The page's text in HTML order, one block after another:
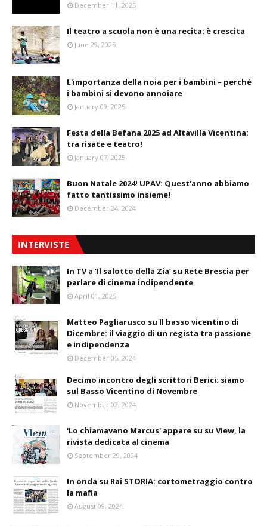
December 11, 2025
Il teatro a scuola non è una recita: è crescita
June 29, 2025
L'importanza della noia per i bambini – perché
i bambini si devono annoiare
January 09, 2025
Festa della Befana 2025 ad Altavilla Vicentina:
tra risate e teatro!
January 07, 2025
Buon Natale 2024! UPAV: Quest'anno abbiamo
fatto tantissimo insieme!
December 24, 2024
INTERVISTE
In TV a ‘Il salotto della Zia’ su Rete Brescia per
parlare di cinema indipendente
April 01, 2025
Matteo Pagliarusco su Il basso vicentino di
Dicembre: il viaggio di un regista tra passione
e indipendenza
December 05, 2024
Decimo incontro degli scrittori Berici: siamo
sul Basso Vicentino di Novembre
November 02, 2024
'Lo chiamavano Marcus' appare su su VIew, la
rivista dedicata al cinema
September 29, 2024
In onda su Rai STORIA: cortometraggio contro
la mafia
August 09, 2024